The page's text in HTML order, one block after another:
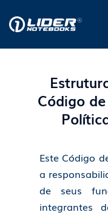
Código
Este Código
a
de seus
integrantes